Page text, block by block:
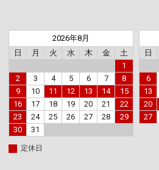
2026年8月
日
月 火 水 木 金
土
1
2
3 4 5 6 7
8
9
10 11 12 13 14
15
16
17 18 19 20 21
22
23
24 25 26 27 28
29
30
31
日
6
13
20
27
定休日